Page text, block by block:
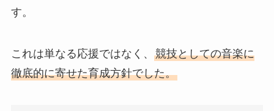
す。
これは単なる応援ではなく、 競技としての音楽に
徹底的に寄せた育成方針でした。